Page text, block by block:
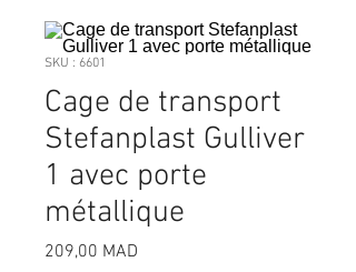
SKU : 6601
Cage de transport
Stefanplast Gulliver
1 avec porte
métallique
209,00 MAD